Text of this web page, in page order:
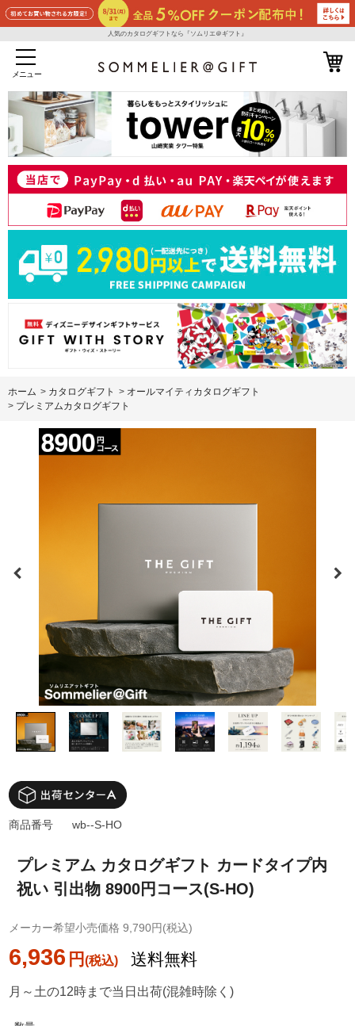
人気のカタログギフトなら『ソムリエ＠ギフト』
メニュー
ホーム > カタログギフト > オールマイティカタログギフト
> プレミアムカタログギフト
プレミアム カタログギフト カードタイプ内
祝い 引出物 8900円コース(S-HO)
メーカー希望小売価格 9,790円(税込)
6,936 円 送料無料
商品番号 wb--S-HO
月～土の12時まで当日出荷(混雑時除く)